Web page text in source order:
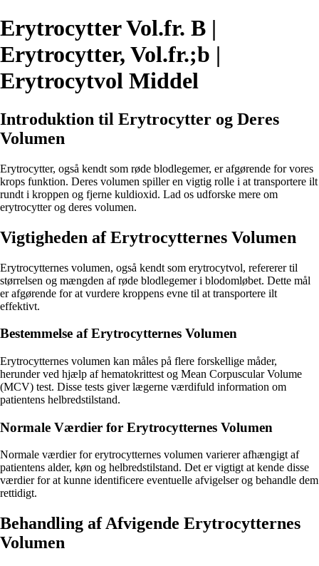
Erytrocytter Vol.fr. B |
Erytrocytter, Vol.fr.;b |
Erytrocytvol Middel
Introduktion til Erytrocytter og Deres
Volumen
Erytrocytter, også kendt som røde blodlegemer, er afgørende for vores
krops funktion. Deres volumen spiller en vigtig rolle i at transportere ilt
rundt i kroppen og fjerne kuldioxid. Lad os udforske mere om
erytrocytter og deres volumen.
Vigtigheden af Erytrocytternes Volumen
Erytrocytternes volumen, også kendt som erytrocytvol, refererer til
størrelsen og mængden af røde blodlegemer i blodomløbet. Dette mål
er afgørende for at vurdere kroppens evne til at transportere ilt
effektivt.
Bestemmelse af Erytrocytternes Volumen
Erytrocytternes volumen kan måles på flere forskellige måder,
herunder ved hjælp af hematokrittest og Mean Corpuscular Volume
(MCV) test. Disse tests giver lægerne værdifuld information om
patientens helbredstilstand.
Normale Værdier for Erytrocytternes Volumen
Normale værdier for erytrocytternes volumen varierer afhængigt af
patientens alder, køn og helbredstilstand. Det er vigtigt at kende disse
værdier for at kunne identificere eventuelle afvigelser og behandle dem
rettidigt.
Behandling af Afvigende Erytrocytternes
Volumen